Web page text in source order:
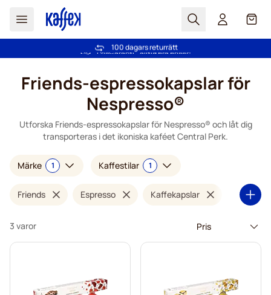
Sök Cart
Fri frakt över 499 kr
100 dagars returrätt
Friends-espressokapslar för
Nespresso®
Utforska Friends-espressokapslar för Nespresso® och låt dig
transporteras i det ikoniska kaféet Central Perk.
Märke 1 Kaffestilar 1
Friends Espresso Kaffekapslar
3 varor